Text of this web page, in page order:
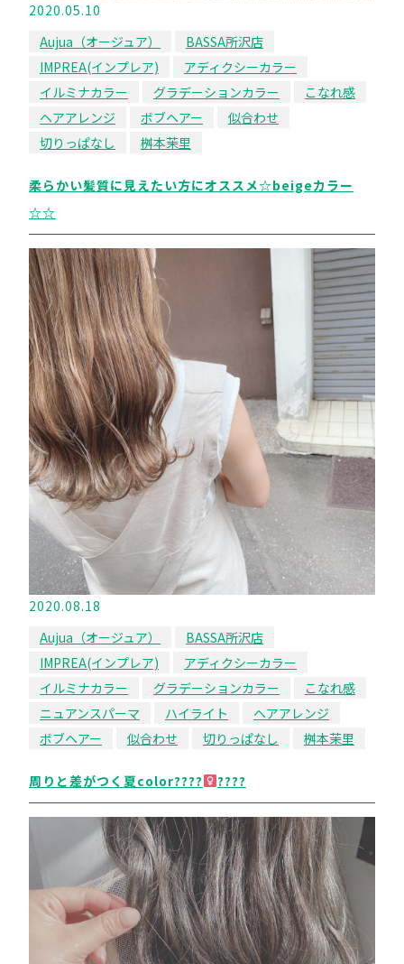
2020.05.10
Aujua（オージュア）
BASSA所沢店
IMPREA(インプレア)
アディクシーカラー
イルミナカラー
グラデーションカラー
こなれ感
ヘアアレンジ
ボブヘアー
似合わせ
切りっぱなし
桝本茉里
柔らかい髪質に見えたい方にオススメ☆beigeカラー
☆☆
2020.08.18
Aujua（オージュア）
BASSA所沢店
IMPREA(インプレア)
アディクシーカラー
イルミナカラー
グラデーションカラー
こなれ感
ニュアンスパーマ
ハイライト
ヘアアレンジ
ボブヘアー
似合わせ 切りっぱなし 桝本茉里
周りと差がつく夏color????‍ ????